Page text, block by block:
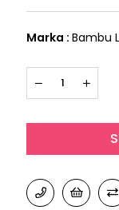
Marka : Bambu